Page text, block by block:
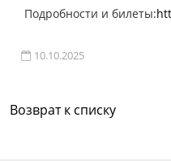
Подробности и билеты:
10.10.2025
Возврат к списку